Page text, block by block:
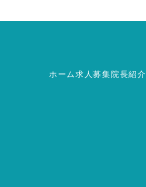
ホーム求人募集 院長紹介